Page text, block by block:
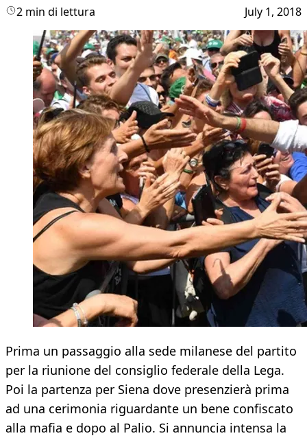
2 min di lettura July 1, 2018
Prima un passaggio alla sede milanese del partito
per la riunione del consiglio federale della Lega.
Poi la partenza per Siena dove presenzierà prima
ad una cerimonia riguardante un bene confiscato
alla mafia e dopo al Palio. Si annuncia intensa la